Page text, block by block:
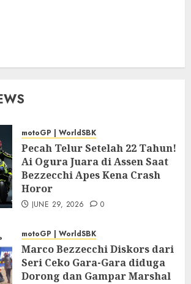
motoGP | WorldSBK
Pecah Telur Setelah 22 Tahun!
Ai Ogura Juara di Assen Saat
Bezzecchi Apes Kena Crash
Horor
JUNE 29, 2026 0
motoGP | WorldSBK
Marco Bezzecchi Diskors dari
Seri Ceko Gara-Gara diduga
Dorong dan Gampar Marshal